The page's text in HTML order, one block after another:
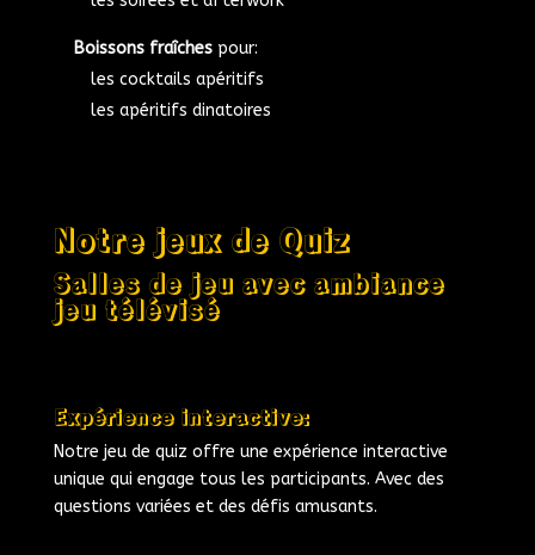
Boissons fraîches pour:
les cocktails apéritifs
les apéritifs dinatoires
Notre jeux de Quiz
Salles de jeu avec ambiance
jeu télévisé
Expérience interactive:
Notre jeu de quiz offre une expérience interactive
unique qui engage tous les participants. Avec des
questions variées et des défis amusants.